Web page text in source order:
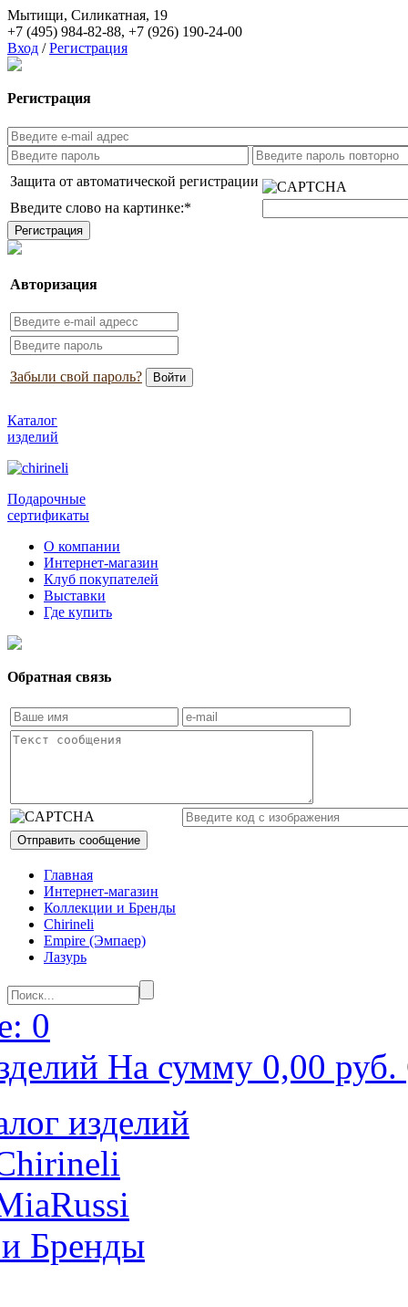
Мытищи, Силикатная, 19
+7 (495) 984-82-88, +7 (926) 190-24-00
Вход / Регистрация
Регистрация
Защита от автоматической регистрации
Введите слово на картинке:*
Авторизация
Забыли свой пароль?
Каталог
изделий
Подарочные
сертификаты
О компании
Интернет-магазин
Клуб покупателей
Выставки
Где купить
Обратная связь
Главная
Интернет-магазин
Коллекции и Бренды
Chirineli
Empire (Эмпаер)
Лазурь
0
На сумму 0,00 руб.
изделий
Бренды